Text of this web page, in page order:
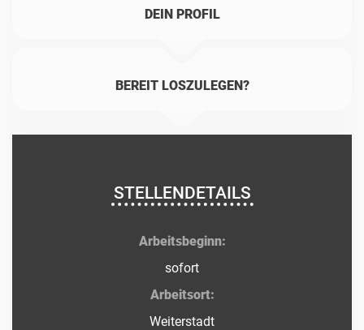
DEIN PROFIL
BEREIT LOSZULEGEN?
STELLENDETAILS
Arbeitsbeginn:
sofort
Arbeitsort:
Weiterstadt